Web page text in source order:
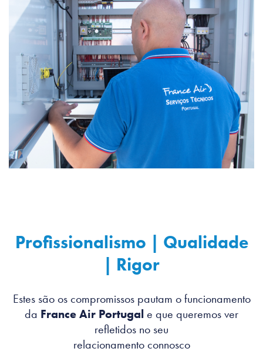
Profissionalismo | Qualidade
| Rigor
Estes são os compromissos pautam o funcionamento
da France Air Portugal e que queremos ver
refletidos no seu
relacionamento connosco